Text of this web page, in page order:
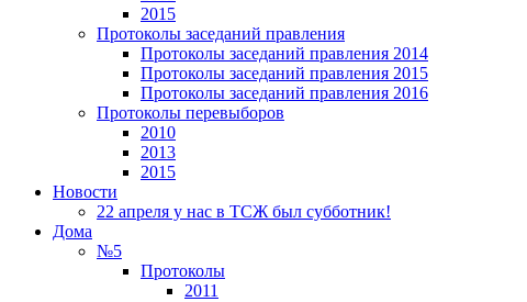
2015
Протоколы заседаний правления
Протоколы заседаний правления 2014
Протоколы заседаний правления 2015
Протоколы заседаний правления 2016
Протоколы перевыборов
2010
2013
2015
Новости
22 апреля у нас в ТСЖ был субботник!
Дома
№5
Протоколы
2011